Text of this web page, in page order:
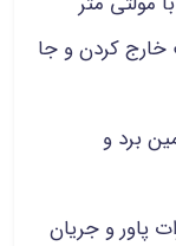
خارج کردن و جا
برد و
پاور و جریان